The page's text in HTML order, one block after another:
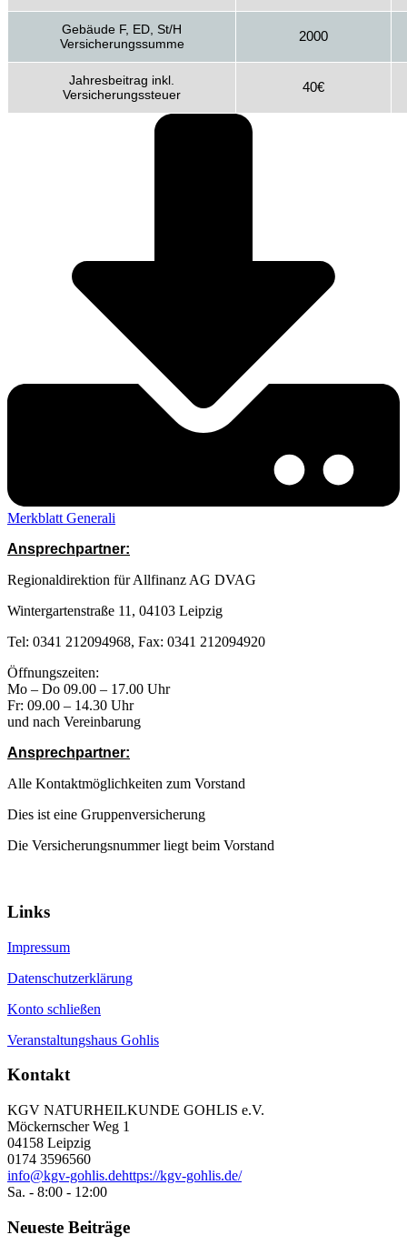
Gebäude F, ED, St/H
Versicherungssumme
2000
Jahresbeitrag inkl.
Versicherungssteuer
40€
Merkblatt Generali
Ansprechpartner:
Regionaldirektion für Allfinanz AG DVAG
Wintergartenstraße 11, 04103 Leipzig
Tel: 0341 212094968, Fax: 0341 212094920
Öffnungszeiten:
Mo – Do 09.00 – 17.00 Uhr
Fr: 09.00 – 14.30 Uhr
und nach Vereinbarung
Ansprechpartner:
Alle Kontaktmöglichkeiten zum Vorstand
Dies ist eine Gruppenversicherung
Die Versicherungsnummer liegt beim Vorstand
Links
Impressum
Datenschutzerklärung
Konto schließen
Veranstaltungshaus Gohlis
Kontakt
KGV NATURHEILKUNDE GOHLIS e.V.
Möckernscher Weg 1
04158 Leipzig
0174 3596560
info@kgv-gohlis.dehttps://kgv-gohlis.de/
Sa. - 8:00 - 12:00
Neueste Beiträge